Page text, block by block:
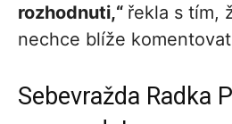
rozhodnuti,“ řekla s tím,
nechce blíže
Sebevražda Radka